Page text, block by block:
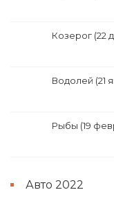
Козерог (22
Водолей (21
Рыбы (19
Авто 2022